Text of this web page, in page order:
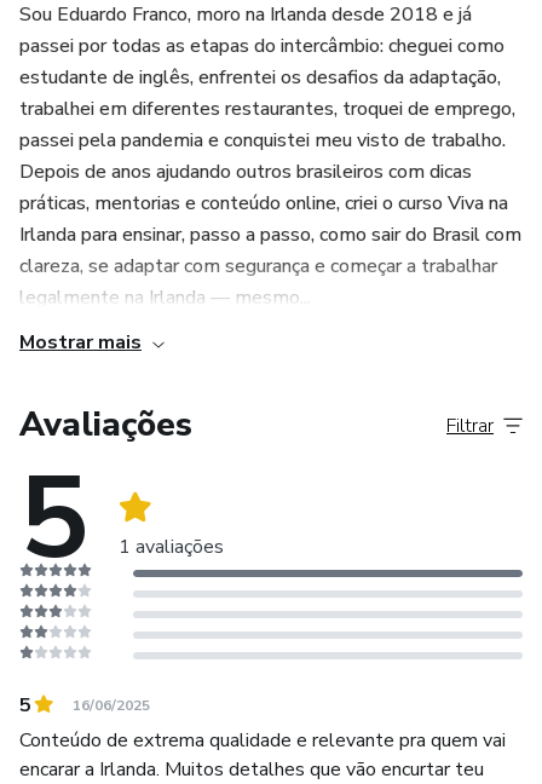
Sou Eduardo Franco, moro na Irlanda desde 2018 e já
passei por todas as etapas do intercâmbio: cheguei como
estudante de inglês, enfrentei os desafios da adaptação,
trabalhei em diferentes restaurantes, troquei de emprego,
passei pela pandemia e conquistei meu visto de trabalho.
Depois de anos ajudando outros brasileiros com dicas
práticas, mentorias e conteúdo online, criei o curso Viva na
Irlanda para ensinar, passo a passo, como sair do Brasil com
clareza, se adaptar com segurança e começar a trabalhar
legalmente na Irlanda — mesmo...
Mostrar mais
Avaliações
5 1 avaliações
Filtrar
5 16/06/2025
Conteúdo de extrema qualidade e relevante pra quem vai
encarar a Irlanda. Muitos detalhes que vão encurtar teu